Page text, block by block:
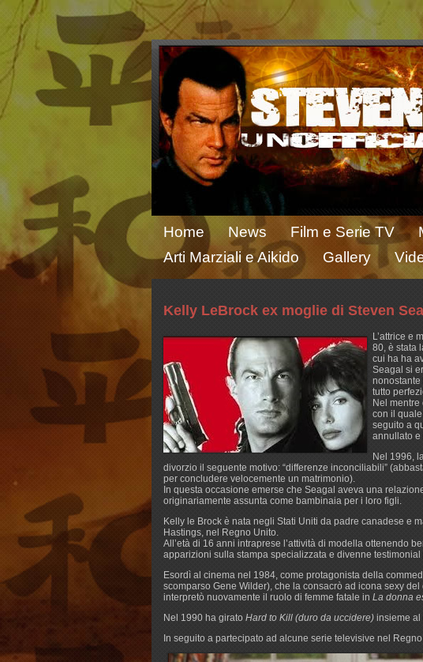
Home News Film e Serie TV
Arti Marziali e Aikido
Gallery
Kelly LeBrock ex moglie di Steven
L’attrice e
80, è stata
cui ha ha
Seagal si
nonostante
tutto
Nel
con il
seguito a
annullato e
Nel 1996,
divorzio il seguente motivo: “differenze inconciliabili”
per concludere velocemente un matrimonio).
In questa occasione emerse che Seagal aveva una
originariamente assunta come bambinaia per i loro figli.
Kelly le Brock è nata negli Stati Uniti da padre canadese e
Hastings, nel Regno Unito.
All’età di 16 anni intraprese l’attività di modella ottenendo
apparizioni sulla stampa specializzata e divenne
Esordì al cinema nel 1984, come protagonista della
scomparso Gene Wilder), che la consacrò ad icona sexy
interpretò nuovamente il ruolo di femme fatale in La donna
Nel 1990 ha girato Hard to Kill (duro da uccidere) insieme al
In seguito a partecipato ad alcune serie televisive nel